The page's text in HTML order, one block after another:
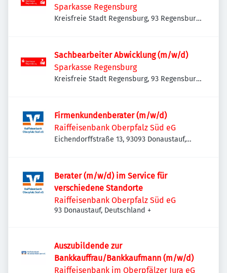
Sparkasse Regensburg
Kreisfreie Stadt Regensburg, 93 Regensburg,
Sachbearbeiter Abwicklung (m/w/d)
Sparkasse Regensburg
Kreisfreie Stadt Regensburg, 93 Regensburg,
Firmenkundenberater (m/w/d)
Raiffeisenbank Oberpfalz Süd eG
Eichendorffstraße 13, 93093 Donaustauf,
Berater (m/w/d) im Service für
verschiedene Standorte
Raiffeisenbank Oberpfalz Süd eG
93 Donaustauf, Deutschland +
Auszubildende zur
Bankkauffrau/Bankkaufmann (m/w/d)
Raiffeisenbank im Oberpfälzer Jura eG